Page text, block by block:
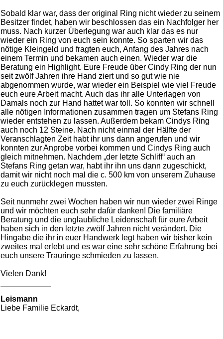
Sobald klar war, dass der original Ring nicht wieder zu seinem
Besitzer findet, haben wir beschlossen das ein Nachfolger her
muss. Nach kurzer Überlegung war auch klar das es nur
wieder ein Ring von euch sein konnte. So sparten wir das
nötige Kleingeld und fragten euch, Anfang des Jahres nach
einem Termin und bekamen auch einen. Wieder war die
Beratung ein Highlight. Eure Freude über Cindy Ring der nun
seit zwölf Jahren ihre Hand ziert und so gut wie nie
abgenommen wurde, war wieder ein Beispiel wie viel Freude
euch eure Arbeit macht. Auch das ihr alle Unterlagen von
Damals noch zur Hand hattet war toll. So konnten wir schnell
alle nötigen Informationen zusammen tragen um Stefans Ring
wieder entstehen zu lassen. Außerdem bekam Cindys Ring
auch noch 12 Steine. Nach nicht einmal der Hälfte der
Veranschlagten Zeit habt ihr uns dann angerufen und wir
konnten zur Anprobe vorbei kommen und Cindys Ring auch
gleich mitnehmen. Nachdem „der letzte Schliff“ auch an
Stefans Ring getan war, habt ihr ihn uns dann zugeschickt,
damit wir nicht noch mal die c. 500 km von unserem Zuhause
zu euch zurücklegen mussten.
Seit nunmehr zwei Wochen haben wir nun wieder zwei Ringe
und wir möchten euch sehr dafür danken! Die familiäre
Beratung und die unglaubliche Leidenschaft für eure Arbeit
haben sich in den letzte zwölf Jahren nicht verändert. Die
Hingabe die ihr in euer Handwerk legt haben wir bisher kein
zweites mal erlebt und es war eine sehr schöne Erfahrung bei
euch unsere Trauringe schmieden zu lassen.
Vielen Dank!
Leismann
Liebe Familie Eckardt,